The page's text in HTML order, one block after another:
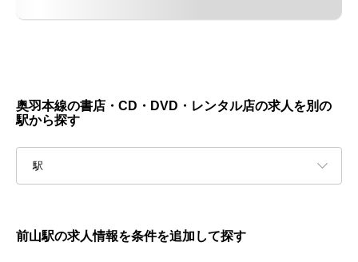
奥羽本線の書店・CD・DVD・レンタル店の求人を別の
駅から探す
駅
前山駅の求人情報を条件を追加して探す